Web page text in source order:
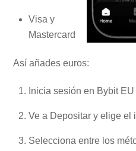
Visa y
Mastercard
Así añades euros:
Inicia sesión en Bybit EU
Ve a Depositar y elige el
Selecciona entre los